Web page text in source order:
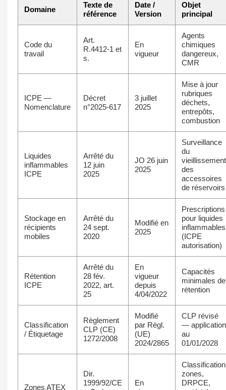
Domaine
Texte de
référence
Date /
Version
Objet
principal
Code du
travail
Art.
R.4412-1 et
s.
En
vigueur
Agents
chimiques
dangereux,
CMR
ICPE —
Nomenclature
Décret
n°2025-617
3 juillet
2025
Mise à jour
rubriques
déchets,
entrepôts,
combustion
Liquides
inflammables
ICPE
Arrêté du
12 juin
2025
JO 26 juin
2025
Surveillance
du
vieillissement
des
accessoires
de réservoirs
Stockage en
récipients
mobiles
Arrêté du
24 sept.
2020
Modifié en
2025
Prescriptions
pour liquides
inflammables
(ICPE
autorisation)
Rétention
ICPE
Arrêté du
28 fév.
2022, art.
25
En
vigueur
depuis
4/04/2022
Capacités
minimales de
rétention
Classification
/ Étiquetage
Règlement
CLP (CE)
1272/2008
Modifié
par Règl.
(UE)
2024/2865
CLP révisé
— application
au
01/01/2028
Zones ATEX
Dir.
1999/92/CE
En
Classification
zones,
DRPCE,